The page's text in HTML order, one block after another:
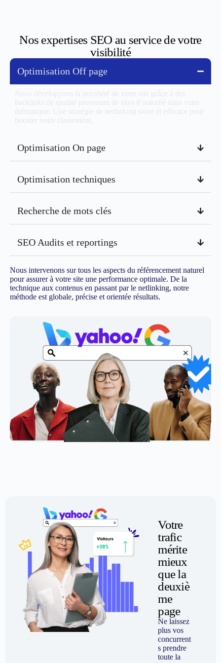
Nos expertises SEO au service de votre
visibilité
Optimisation Off page
Nous développons la notoriété de votre site grâce à des
backlinks de qualité provenant de sites d’autorité dans votre
thématique. Une stratégie de netlinking saine et efficace pour
booster votre classement.
Optimisation On page
Optimisation techniques
Recherche de mots clés
SEO Audits et reportings
Nous intervenons sur tous les aspects du référencement naturel
pour assurer à votre site une performance optimale. De la
technique aux contenus en passant par le netlinking, notre
méthode est globale, précise et orientée résultats.
Votre
trafic
mérite
mieux
que la
deuxiè
me
page
Ne laissez
plus vos
concurrent
s prendre
toute la